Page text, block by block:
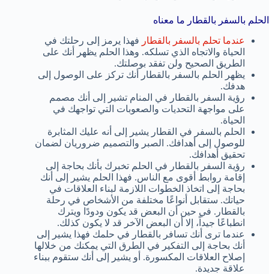
الحلم بالسفر بالقطار ما معناه
عندما تحلم بالسفر بالقطار فهذا يرمز إلى رحلتك في
الحياة والاتجاه الذي تسلكه. وهذا الحلم يظهر أنك على
الطريق الصحيح ولن تفقد بوصلتك.
يظهر الحلم بالسفر بالقطار أنك تركز على الوصول إلى
هدفك.
رؤية السفر بالقطار في المنام تشير إلى أنك مصمم
على مواجهة التحديات والصعوبات التي تواجهك في
الحياة.
الحلم بالسفر في القطار يشير إلى أنه عليك المثابرة
للوصول إلى أهدافك. الصبر والتصميم ضروريان لضمان
تحقيق أهدافك.
رؤية السفر بالقطار في الحلم تخبرك بأنك بحاجة إلى
إقامة روابط أقوى مع الناس. فهذا الحلم يشير إلى أنك
بحاجة إلى اتخاذ الخطوات اللازمة لبناء العلاقات في
حياتك. ستقابل أنواعًا مختلفة من الأشخاص في رحلة
بالقطار. في حين أن البعض قد يكون ودودًا ويترك
انطباعًا جيداً، إلا أن البعض الآخر قد لا يكون كذلك.
عندما ترى أنك تسافر بالقطار في حلمك فهذا يشير إلى
أنك بحاجة إلى التفكير في الطرق التي يمكنك من خلالها
إصلاح العلاقات المكسورة. أو يشير إلى أنك ستقوم ببناء
علاقة جديدة.